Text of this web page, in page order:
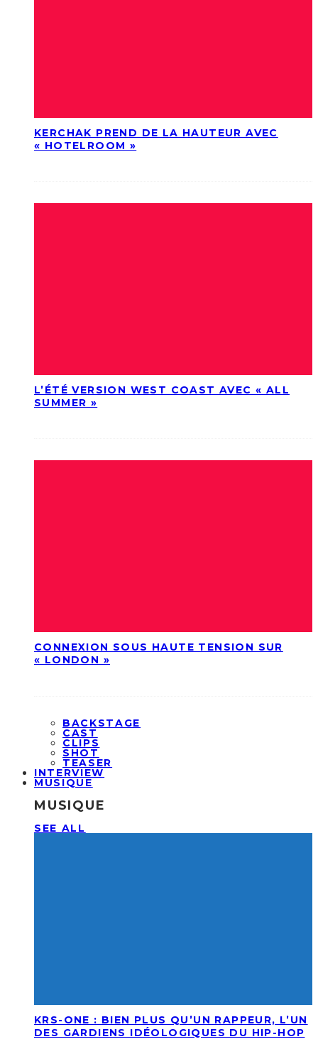
KERCHAK PREND DE LA HAUTEUR AVEC
« HOTELROOM »
L’ÉTÉ VERSION WEST COAST AVEC « ALL
SUMMER »
CONNEXION SOUS HAUTE TENSION SUR
« LONDON »
BACKSTAGE
CAST
CLIPS
SHOT
TEASER
INTERVIEW
MUSIQUE
MUSIQUE
SEE ALL
KRS-ONE : BIEN PLUS QU’UN RAPPEUR, L’UN
DES GARDIENS IDÉOLOGIQUES DU HIP-HOP